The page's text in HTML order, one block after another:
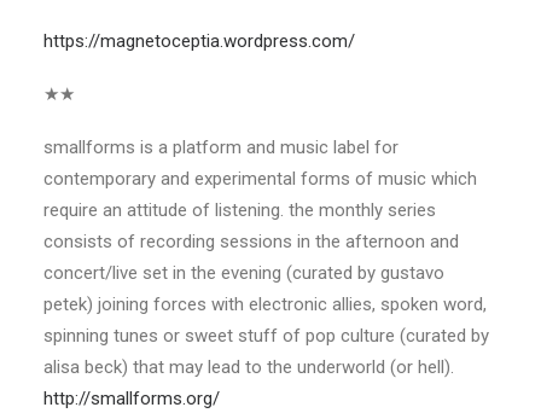
https://magnetoceptia.wordpress.com/
★★
smallforms is a platform and music label for
contemporary and experimental forms of music which
require an attitude of listening. the monthly series
consists of recording sessions in the afternoon and
concert/live set in the evening (curated by gustavo
petek) joining forces with electronic allies, spoken word,
spinning tunes or sweet stuff of pop culture (curated by
alisa beck) that may lead to the underworld (or hell).
http://smallforms.org/